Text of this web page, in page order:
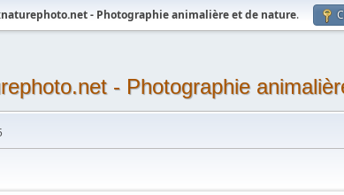
- Photographie animalière et de nature.
- Photographie